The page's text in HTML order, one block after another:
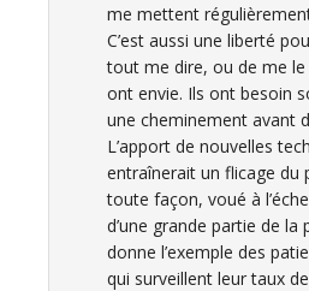
me mettent
C’est aussi une liberté
tout me dire, ou de me le
ont envie. Ils ont besoin
une cheminement avant
L’apport de nouvelles
entraînerait un flicage du
toute façon, voué à
d’une grande partie de la
donne l’exemple des
qui surveillent leur taux